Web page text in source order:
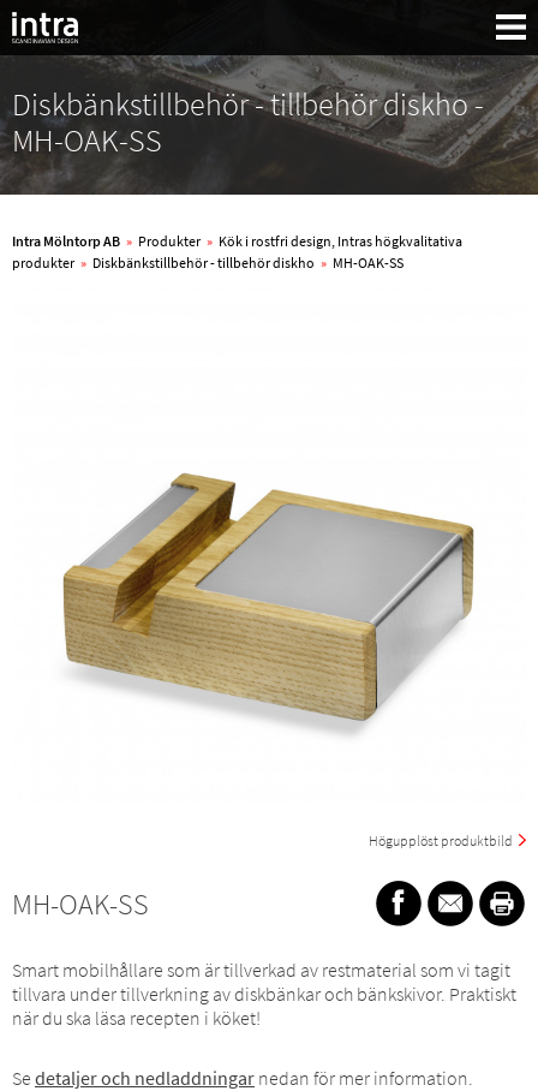
Diskbänkstillbehör - tillbehör diskho -
MH-OAK-SS
Intra Mölntorp AB » Produkter » Kök i rostfri design, Intras högkvalitativa
produkter » Diskbänkstillbehör - tillbehör diskho » MH-OAK-SS
Högupplöst produktbild
MH-OAK-SS
Smart mobilhållare som är tillverkad av restmaterial som vi tagit
tillvara under tillverkning av diskbänkar och bänkskivor. Praktiskt
när du ska läsa recepten i köket!
Se detaljer och nedladdningar nedan för mer information.